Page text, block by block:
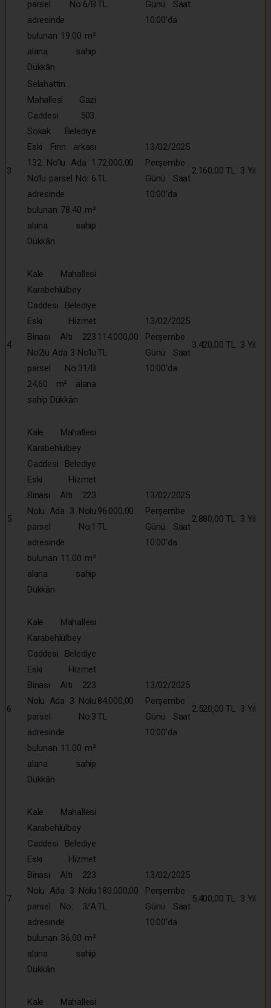
parsel No:6/B
adresinde
bulunan 19.00 m²
alana sahip
Dükkân
TL
Günü Saat
10:00’da
3
Selahattin
Mahallesi Gazi
Caddesi 503.
Sokak Belediye
Eski Fırın arkası
132 No’lu Ada 1
No’lu parsel No: 6
adresinde
bulunan 78.40 m²
alana sahip
Dükkân
72.000,00
TL
13/02/2025
Perşembe
Günü Saat
10:00’da
2.160,00 TL 3 Yıl
4
Kale Mahallesi
Karabehlülbey
Caddesi Belediye
Eski Hizmet
Binası Altı 223
No2lu Ada 3 No’lu
parsel No:31/B
24,60 m² alana
sahip Dükkân
114.000,00
TL
13/02/2025
Perşembe
Günü Saat
10:00’da
3.420,00 TL 3 Yıl
5
Kale Mahallesi
Karabehlülbey
Caddesi Belediye
Eski Hizmet
Binası Altı 223
Nolu Ada 3 Nolu
parsel No:1
adresinde
bulunan 11.00 m²
alana sahip
Dükkân
96.000,00
TL
13/02/2025
Perşembe
Günü Saat
10:00’da
2.880,00 TL 3 Yıl
6
Kale Mahallesi
Karabehlülbey
Caddesi Belediye
Eski Hizmet
Binası Altı 223
Nolu Ada 3 Nolu
parsel No:3
adresinde
bulunan 11.00 m²
alana sahip
Dükkân
84.000,00
TL
13/02/2025
Perşembe
Günü Saat
10:00’da
2.520,00 TL 3 Yıl
7
Kale Mahallesi
Karabehlülbey
Caddesi Belediye
Eski Hizmet
Binası Altı 223
Nolu Ada 3 Nolu
parsel No: 3/A
adresinde
bulunan 36.00 m²
alana sahip
Dükkân
180.000,00
TL
13/02/2025
Perşembe
Günü Saat
10:00’da
5.400,00 TL 3 Yıl
Kale Mahallesi